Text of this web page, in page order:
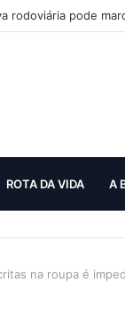
rodoviária pode
ROTA DA VIDA A
na roupa é